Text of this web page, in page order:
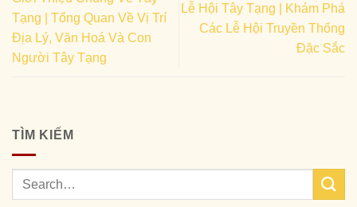
Giới Thiệu Chung Về Tây
Tạng | Tổng Quan Về Vị Trí
Lễ Hội Tây Tạng | Khám Phá
TÌM KIẾM